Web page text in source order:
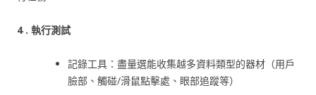
4 . 執行測試
記錄工具：盡量選能收集越多資料類型的器材（用戶
臉部、觸碰/滑鼠點擊處、眼部追蹤等）